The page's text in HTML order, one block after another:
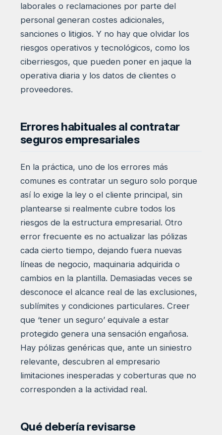
laborales o reclamaciones por parte del
personal generan costes adicionales,
sanciones o litigios. Y no hay que olvidar los
riesgos operativos y tecnológicos, como los
ciberriesgos, que pueden poner en jaque la
operativa diaria y los datos de clientes o
proveedores.
Errores habituales al contratar
seguros empresariales
En la práctica, uno de los errores más
comunes es contratar un seguro solo porque
así lo exige la ley o el cliente principal, sin
plantearse si realmente cubre todos los
riesgos de la estructura empresarial. Otro
error frecuente es no actualizar las pólizas
cada cierto tiempo, dejando fuera nuevas
líneas de negocio, maquinaria adquirida o
cambios en la plantilla. Demasiadas veces se
desconoce el alcance real de las exclusiones,
sublímites y condiciones particulares. Creer
que ‘tener un seguro’ equivale a estar
protegido genera una sensación engañosa.
Hay pólizas genéricas que, ante un siniestro
relevante, descubren al empresario
limitaciones inesperadas y coberturas que no
corresponden a la actividad real.
Qué debería revisarse